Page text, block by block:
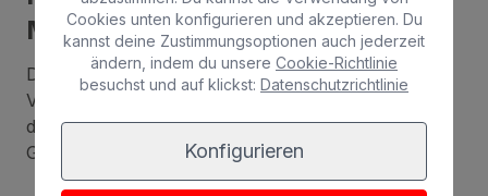
Meetings
Die Hotels von Bull zum Beispiel verfügen über
Veranstaltungsräume und Tagungsräume und sind
damit der ideale Ort für Konferenzen,
Geschäftstreffen und besondere Feiern.
Cookies unten konfigurieren und akzeptieren. Du
kannst deine Zustimmungsoptionen auch jederzeit
ändern, indem du unsere Cookie-Richtlinie
besuchst und auf klickst: Datenschutzrichtlinie
Konfigurieren